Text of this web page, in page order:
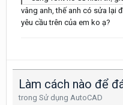
vâng anh, thế anh có sửa lại
yêu cầu trên của em ko ạ?
trong Sử dụng AutoCAD